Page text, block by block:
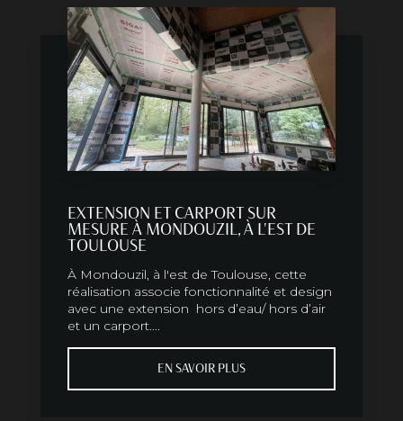
EXTENSION ET CARPORT SUR
MESURE À MONDOUZIL, À L'EST DE
TOULOUSE
À Mondouzil, à l'est de Toulouse, cette
réalisation associe fonctionnalité et design
avec une extension hors d’eau/ hors d’air
et un carport....
EN SAVOIR PLUS